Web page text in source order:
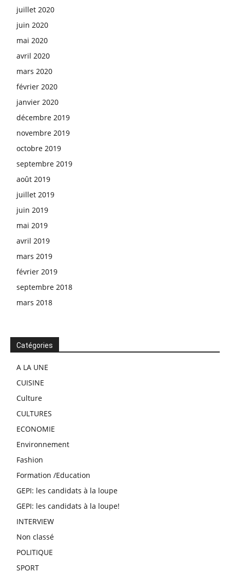
juillet 2020
juin 2020
mai 2020
avril 2020
mars 2020
février 2020
janvier 2020
décembre 2019
novembre 2019
octobre 2019
septembre 2019
août 2019
juillet 2019
juin 2019
mai 2019
avril 2019
mars 2019
février 2019
septembre 2018
mars 2018
Catégories
A LA UNE
CUISINE
Culture
CULTURES
ECONOMIE
Environnement
Fashion
Formation /Education
GEPI: les candidats à la loupe
GEPI: les candidats à la loupe!
INTERVIEW
Non classé
POLITIQUE
SPORT